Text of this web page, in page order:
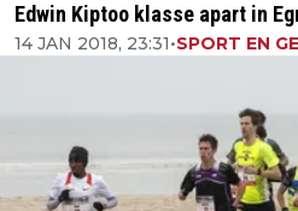
Edwin Kiptoo klasse apart in
14 JAN 2018, 23:31•SPORT EN